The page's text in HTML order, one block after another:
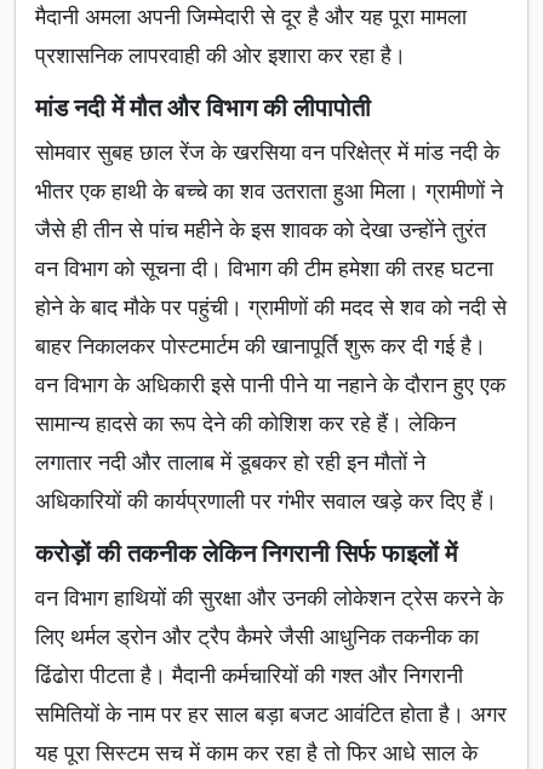
मैदानी अमला अपनी जिम्मेदारी से दूर है और यह पूरा मामला
प्रशासनिक लापरवाही की ओर इशारा कर रहा है।
मांड नदी में मौत और विभाग की लीपापोती
सोमवार सुबह छाल रेंज के खरसिया वन परिक्षेत्र में मांड नदी के
भीतर एक हाथी के बच्चे का शव उतराता हुआ मिला। ग्रामीणों ने
जैसे ही तीन से पांच महीने के इस शावक को देखा उन्होंने तुरंत
वन विभाग को सूचना दी। विभाग की टीम हमेशा की तरह घटना
होने के बाद मौके पर पहुंची। ग्रामीणों की मदद से शव को नदी से
बाहर निकालकर पोस्टमार्टम की खानापूर्ति शुरू कर दी गई है।
वन विभाग के अधिकारी इसे पानी पीने या नहाने के दौरान हुए एक
सामान्य हादसे का रूप देने की कोशिश कर रहे हैं। लेकिन
लगातार नदी और तालाब में डूबकर हो रही इन मौतों ने
अधिकारियों की कार्यप्रणाली पर गंभीर सवाल खड़े कर दिए हैं।
करोड़ों की तकनीक लेकिन निगरानी सिर्फ फाइलों में
वन विभाग हाथियों की सुरक्षा और उनकी लोकेशन ट्रेस करने के
लिए थर्मल ड्रोन और ट्रैप कैमरे जैसी आधुनिक तकनीक का
ढिंढोरा पीटता है। मैदानी कर्मचारियों की गश्त और निगरानी
समितियों के नाम पर हर साल बड़ा बजट आवंटित होता है। अगर
यह पूरा सिस्टम सच में काम कर रहा है तो फिर आधे साल के